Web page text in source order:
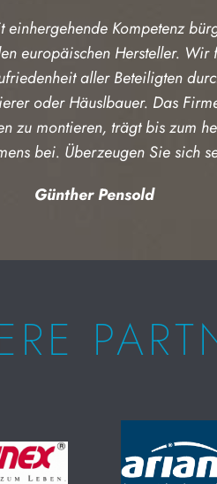
Kompetenz
europäischen Hersteller.
aller Beteiligten
oder Häuslbauer. Das
zu montieren, trägt bis zum
bei. Überzeugen Sie sich
Günther Pensold